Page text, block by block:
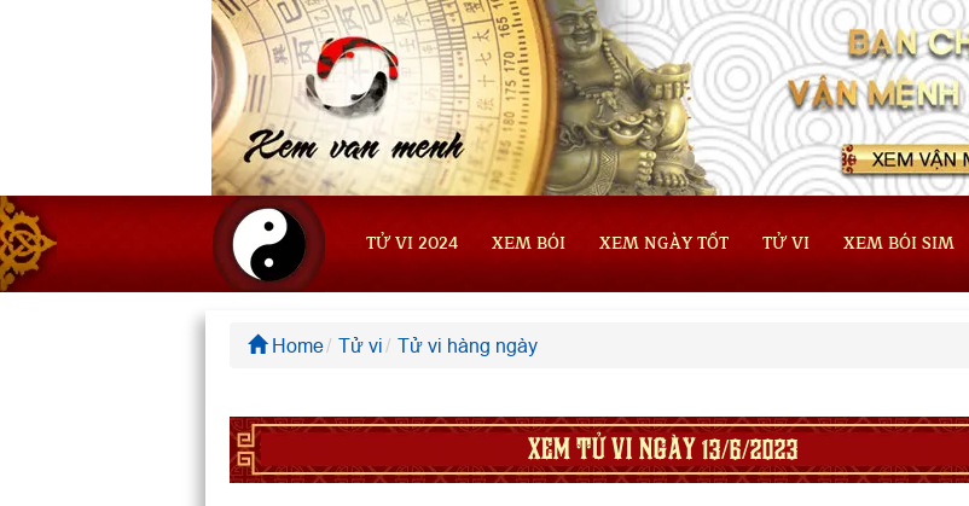
TỬ VI 2024 XEM BÓI XEM NGÀY TỐT TỬ VI XEM BÓI SIM
Home Tử vi Tử vi hàng ngày
XEM TỬ VI NGÀY 13/6/2023